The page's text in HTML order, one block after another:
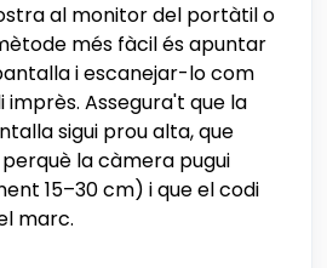
al monitor del portàtil o
més fàcil és apuntar
i escanejar-lo com
imprès. Assegura't que la
sigui prou alta, que
la càmera pugui
15–30 cm) i que el codi
marc.